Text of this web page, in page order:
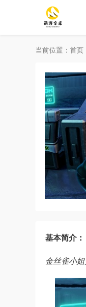
当前位置： 首页
基本简介：
金丝雀小